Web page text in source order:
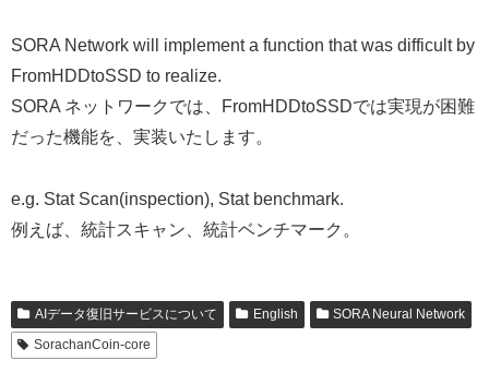
SORA Network will implement a function that was difficult by
FromHDDtoSSD to realize.
SORA ネットワークでは、FromHDDtoSSDでは実現が困難
だった機能を、実装いたします。
e.g. Stat Scan(inspection), Stat benchmark.
例えば、統計スキャン、統計ベンチマーク。
AIデータ復旧サービスについて English
SORA Neural Network
SorachanCoin-core